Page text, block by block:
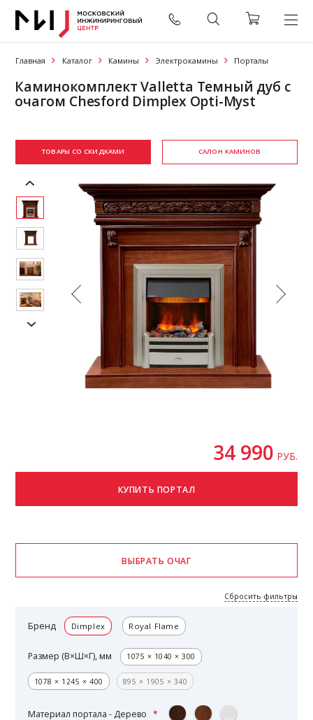
Главная Каталог Камины Электрокамины Порталы
Каминокомплект Valletta Темный дуб с
очагом Chesford Dimplex Opti-Myst
ТОВАРЫ СО СКИДКАМИ САЛОН КАМИНОВ
34 990 РУБ.
Бренд Dimplex Royal Flame
Размер (В×Ш×Г), мм 1075 × 1040 × 300
1078 × 1245 × 400 895 × 1905 × 340
Материал портала - Дерево
Сбросить фильтры